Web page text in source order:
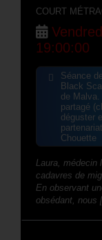
COURT
19:00:00
Séance
Black
de
partagé
déguster
Chouette
Laura, médecin
cadavres de
En observant
obsédant, nous